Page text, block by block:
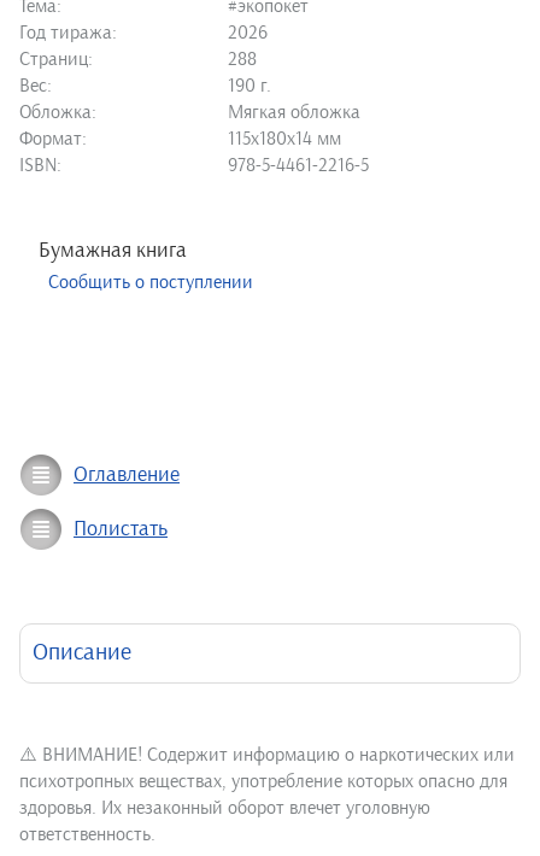
Тема:
#экопокет
Год тиража:
2026
Страниц:
288
Вес:
190 г.
Обложка:
Мягкая обложка
Формат:
115х180х14 мм
ISBN:
978-5-4461-2216-5
Бумажная книга
Сообщить о поступлении
Оглавление
Полистать
Описание
⚠️ ВНИМАНИЕ! Содержит информацию о наркотических или
психотропных веществах, употребление которых опасно для
здоровья. Их незаконный оборот влечет уголовную
ответственность.